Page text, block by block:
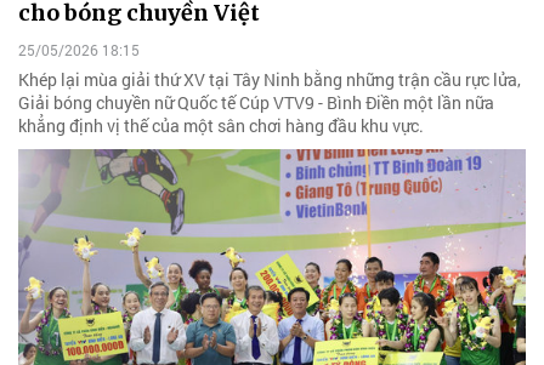
cho bóng chuyền Việt
25/05/2026 18:15
Khép lại mùa giải thứ XV tại Tây Ninh bằng những trận cầu rực lửa,
Giải bóng chuyền nữ Quốc tế Cúp VTV9 - Bình Điền một lần nữa
khẳng định vị thế của một sân chơi hàng đầu khu vực.